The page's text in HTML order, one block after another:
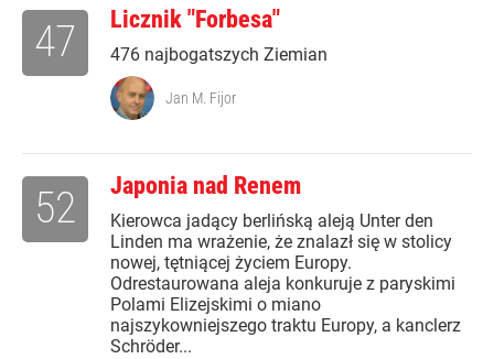
Licznik "Forbesa"
476 najbogatszych Ziemian
47
Jan M. Fijor
Japonia nad Renem
Kierowca jadący berlińską aleją Unter den
Linden ma wrażenie, że znalazł się w stolicy
nowej, tętniącej życiem Europy.
Odrestaurowana aleja konkuruje z paryskimi
Polami Elizejskimi o miano
najszykowniejszego traktu Europy, a kanclerz
Schröder...
52